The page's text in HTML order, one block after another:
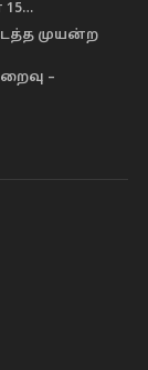
15…
முயன்ற
–